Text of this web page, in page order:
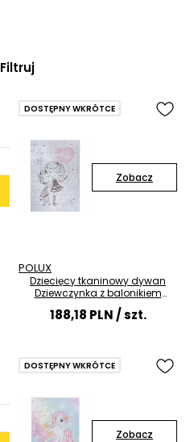
Filtruj
Zobacz
DOSTĘPNY WKRÓTCE
POLUX
Dziecięcy tkaninowy dywan
Dziewczynka z balonikiem
322784 różowy
188,18 PLN/ szt.
Zobacz
DOSTĘPNY WKRÓTCE